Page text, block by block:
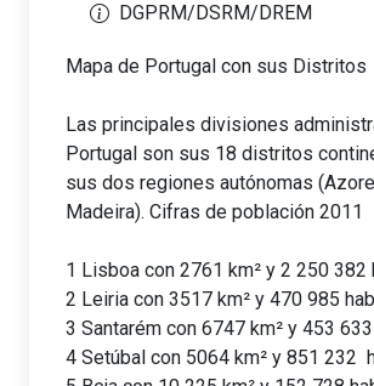
DGPRM/DSRM/DREM
Mapa de Portugal con sus Distritos
Las principales divisiones
Portugal son sus 18 distritos
sus dos regiones autónomas
Madeira). Cifras de población 2011
1 Lisboa con 2761 km² y 2 250 382
2 Leiria con 3517 km² y 470 985​
3 Santarém con 6747 km² y 453 633​
4 Setúbal con 5064 km² y 851 232